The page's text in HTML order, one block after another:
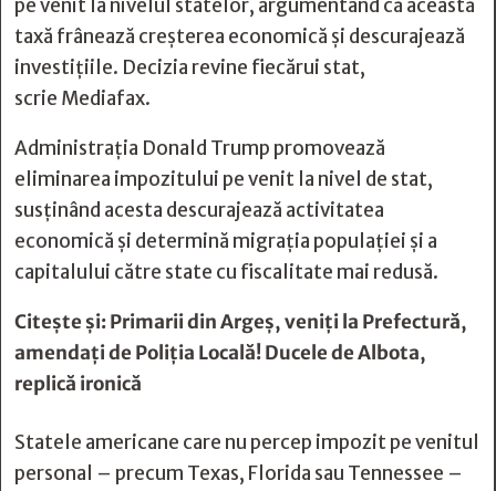
pe venit la nivelul statelor, argumentând că această
taxă frânează creșterea economică și descurajează
investițiile. Decizia revine fiecărui stat,
scrie Mediafax.
Administrația Donald Trump promovează
eliminarea impozitului pe venit la nivel de stat,
susținând acesta descurajează activitatea
economică și determină migrația populației și a
capitalului către state cu fiscalitate mai redusă.
Citește și:Primarii din Argeș, veniți la Prefectură,
amendați de Poliția Locală! Ducele de Albota,
replică ironică
Statele americane care nu percep impozit pe venitul
personal – precum Texas, Florida sau Tennessee –